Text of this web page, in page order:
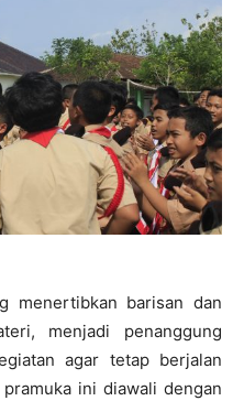
menertibkan barisan dan
menjadi penanggung
agar tetap berjalan
ini diawali dengan